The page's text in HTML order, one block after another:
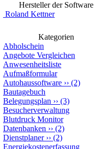
Hersteller der Software
Roland Kettner
Kategorien
Abholschein
Angebote Vergleichen
Anwesenheitsliste
Aufmaßformular
Autohaussoftware ›› (2)
Bautagebuch
Belegungsplan ›› (3)
Besucherverwaltung
Blutdruck Monitor
Datenbanken ›› (2)
Dienstplaner›› (2)
Energiekostenerfassung